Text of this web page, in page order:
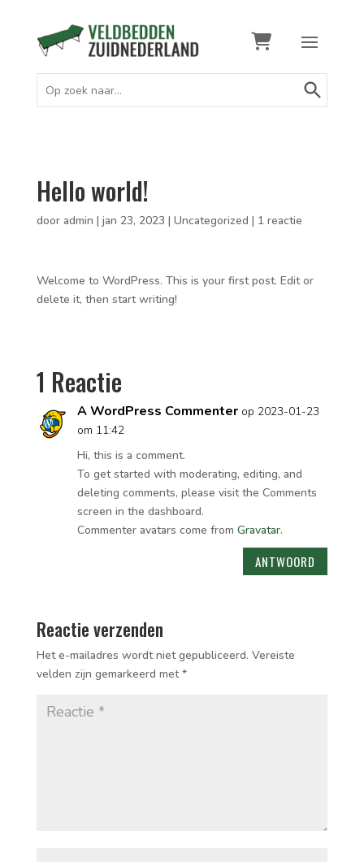
Zoek
naar:
Zoekknop
Hello world!
door admin | jan 23, 2023 | Uncategorized | 1 reactie
Welcome to WordPress. This is your first post. Edit or
delete it, then start writing!
1 Reactie
A WordPress Commenter op 2023-01-23
om 11:42
Hi, this is a comment.
To get started with moderating, editing, and
deleting comments, please visit the Comments
screen in the dashboard.
Commenter avatars come from Gravatar.
ANTWOORD
Reactie verzenden
Het e-mailadres wordt niet gepubliceerd. Vereiste
velden zijn gemarkeerd met*